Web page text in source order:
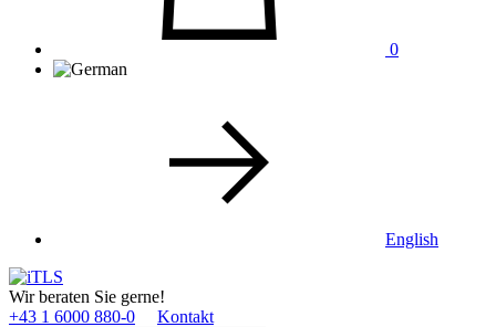
0
English
Wir beraten Sie gerne!
+43 1 6000 880­-0
Kontakt